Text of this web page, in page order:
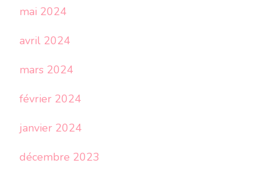
mai 2024
avril 2024
mars 2024
février 2024
janvier 2024
décembre 2023